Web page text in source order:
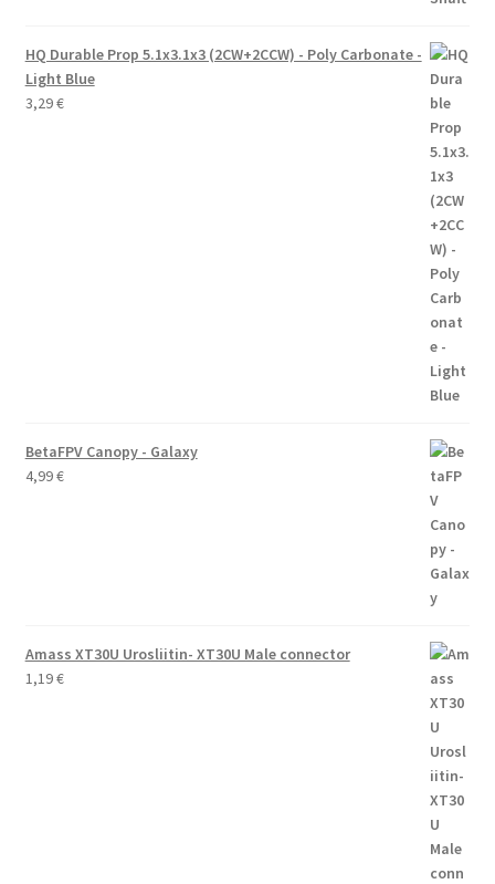
HQ Durable Prop 5.1x3.1x3 (2CW+2CCW) - Poly Carbonate -
Light Blue
3,29€
BetaFPV Canopy - Galaxy
4,99€
Amass XT30U Urosliitin- XT30U Male connector
1,19€